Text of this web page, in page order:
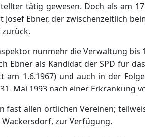
tätig gewesen. Doch als am
Ebner, der zwischenzeitlich
zurück.
nunmehr die Verwaltung bis
Ebner als Kandidat der SPD für
am 1.6.1967) und auch in der
Mai 1993 nach einer Erkrankung
fast allen örtlichen Vereinen;
zur Verfügung.